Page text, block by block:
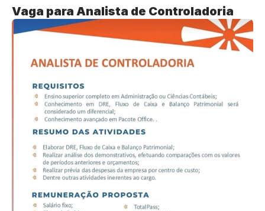
Vaga para Analista de Controladoria